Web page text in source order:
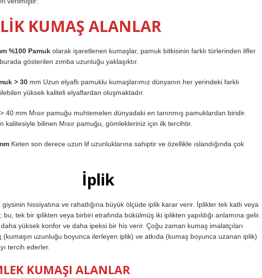
KUMAŞ ALANLAR
%100 Pamuk olarak işaretlenen kumaşlar, pamuk bitkisinin farklı türlerinden lifler
gösterilen zımba uzunluğu yaklaşıktır.
> 30 mm Uzun elyaflı pamuklu kumaşlarımız dünyanın her yerindeki farklı
yüksek kaliteli elyaflardan oluşmaktadır.
> 40 mm Mısır pamuğu muhtemelen dünyadaki en tanınmış pamuklardan biridir.
kalitesiyle bilinen Mısır pamuğu, gömlekleriniz için ilk tercihtir.
Keten son derece uzun lif uzunluklarına sahiptir ve özellikle ıslandığında çok
İplik
, giysinin hissiyatına ve rahatlığına büyük ölçüde iplik karar verir. İplikler tek katlı veya
bu, tek bir iplikten veya birbiri etrafında bükülmüş iki iplikten yapıldığı anlamına gelir.
yüksek konfor ve daha ipeksi bir his verir. Çoğu zaman kumaş imalatçıları
(kumaşın uzunluğu boyunca ilerleyen iplik) ve atkıda (kumaş boyunca uzanan iplik)
tercih ederler.
KUMAŞI ALANLAR